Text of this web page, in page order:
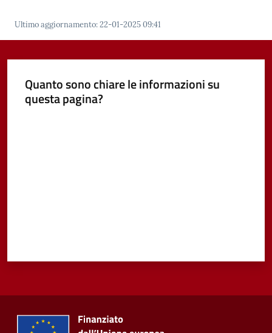
Novità
Menu selezionato
Vivere
Tutti
Ultimo aggiornamento:22-01-2025 09:41
Quanto sono chiare le informazioni su
questa pagina?